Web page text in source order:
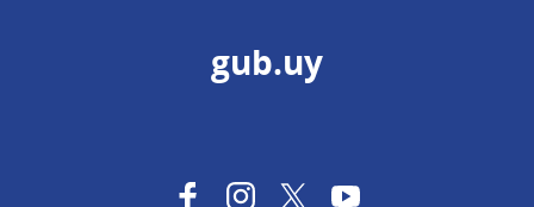
gub.uy
FacebookInstagram
TwitterYouTube